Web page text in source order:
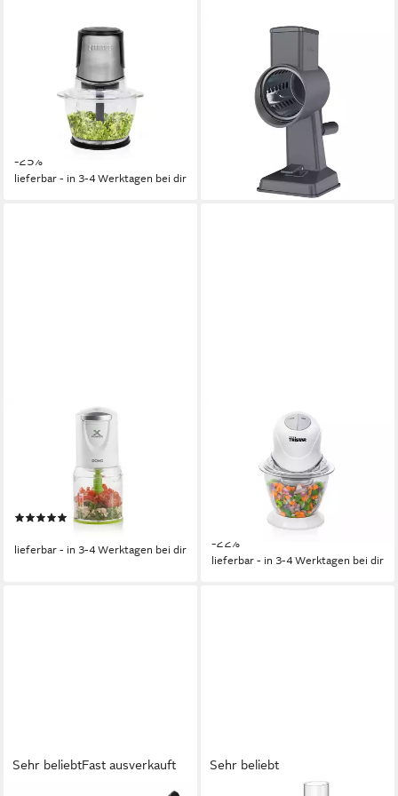
Zerkleinerer, 300 W,
Elektrischer Food Chop-per
Mehrzweck Zwiebel Gemüse-
Schneider Mixer
UVP43,99 €
-25%
lieferbar - in 3-4 Werktagen bei dir
Aluminium, für ein
komfortables Reiben,
Schneiden, Hacken
lieferbar - in 2-3 Werktagen bei dir
Zerkleinerer, 400 W,
Elektrischer Food Chop-per
Mehrzweck Zwiebel Gemüse-
Schneider Mixer
(1)
lieferbar - in 3-4 Werktagen bei dir
Zerkleinerer, 200 W,
Elektrischer Food Chop-per
Mehrzweck Zwiebel Gemüse-
Schneider Mixer
UVP36,99 €
-22%
lieferbar - in 3-4 Werktagen bei dir
Sehr beliebtFast ausverkauft Sehr beliebt